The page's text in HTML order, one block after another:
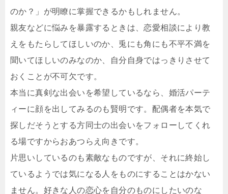
のか？」が明瞭に掌握できるかもしれません。
親友などに悩みを暴露するときは、恋愛相談により教
えをもたらしてほしいのか、兎にも角にも不平不満を
聞いてほしいのみなのか、自分自身ではっきりさせて
おくことが不可欠です。
本当に真剣な出会いを希望しているなら、婚活パーテ
ィーに顔を出してみるのも賢明です。配偶者を本気で
探しだそうとする方同士の出会いをフォローしてくれ
る場ですからおあつらえ向きです。
片思いしているのも素敵なものですが、それに終始し
ているようでは気になる人をものにすることはかない
ません。好きな人の恋心を自分のものにしたいのな